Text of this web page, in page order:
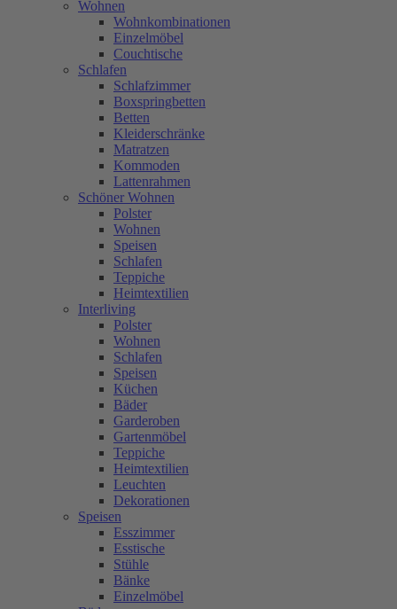
Wohnen
Wohnkombinationen
Einzelmöbel
Couchtische
Schlafen
Schlafzimmer
Boxspringbetten
Betten
Kleiderschränke
Matratzen
Kommoden
Lattenrahmen
Schöner Wohnen
Polster
Wohnen
Speisen
Schlafen
Teppiche
Heimtextilien
Interliving
Polster
Wohnen
Schlafen
Speisen
Küchen
Bäder
Garderoben
Gartenmöbel
Teppiche
Heimtextilien
Leuchten
Dekorationen
Speisen
Esszimmer
Esstische
Stühle
Bänke
Einzelmöbel